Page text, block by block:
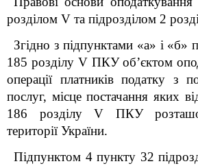
розділом V та підрозділом 2
Згідно з підпунктами «а» і «б»
185 розділу V ПКУ об’єктом
операції платників податку з
послуг, місце постачання яких
186 розділу V ПКУ
території України.
Підпунктом 4 пункту 32